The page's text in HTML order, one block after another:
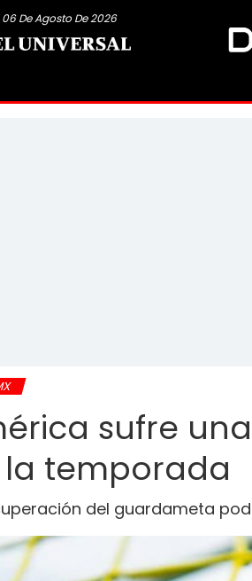
De Agosto De 2026
sufre
temporada
del guardameta